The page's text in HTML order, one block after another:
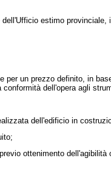
estimo provinciale,
un prezzo definito, in
conformità dell'opera agli
dell'edificio in
ottenimento